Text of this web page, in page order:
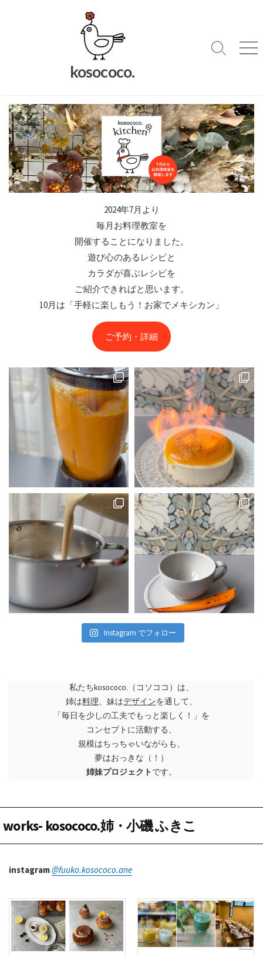
キ
ッ
プ
kosococo.
検
え
メ
2024年7月より
毎月お料理教室を
開催することになりました。
遊び心のあるレシピと
カラダが喜ぶレシピを
ご紹介できればと思います。
10月は「手軽に楽しもう！お家でメキシカン」
ご予約・詳細
Instagram でフォロー
私たちkosococo.（コソココ）は、
姉は料理、妹はデザインを通して、
「毎日を少しの工夫でもっと楽しく！」を
コンセプトに活動する、
規模はちっちゃいながらも、
夢はおっきな（！）
姉妹プロジェクトです。
works- kosococo.姉・小磯 ふきこ
instagram@fuuko.kosococo.ane